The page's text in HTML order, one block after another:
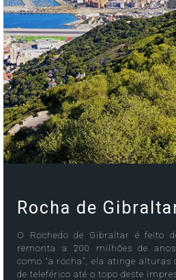
Rocha de
O Rochedo de Gibraltar é feito
remonta a 200 milhões de
como “a rocha”, ela atinge alturas
de teleférico até o topo deste